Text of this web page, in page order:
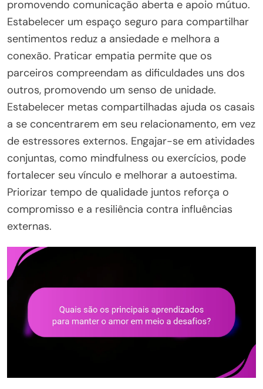
promovendo comunicação aberta e apoio mútuo.
Estabelecer um espaço seguro para compartilhar
sentimentos reduz a ansiedade e melhora a
conexão. Praticar empatia permite que os
parceiros compreendam as dificuldades uns dos
outros, promovendo um senso de unidade.
Estabelecer metas compartilhadas ajuda os casais
a se concentrarem em seu relacionamento, em vez
de estressores externos. Engajar-se em atividades
conjuntas, como mindfulness ou exercícios, pode
fortalecer seu vínculo e melhorar a autoestima.
Priorizar tempo de qualidade juntos reforça o
compromisso e a resiliência contra influências
externas.